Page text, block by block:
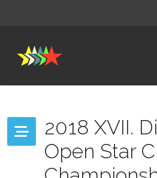
2018 XVII.
Open Star